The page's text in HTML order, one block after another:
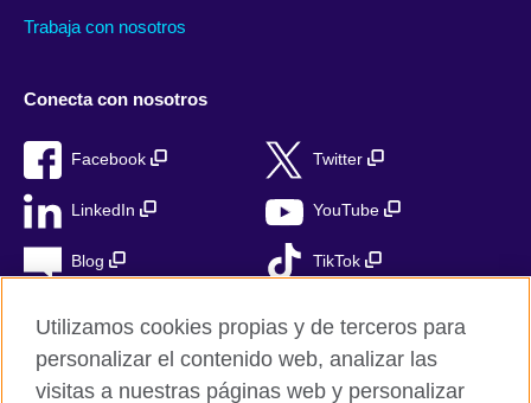
Trabaja con nosotros
Conecta con nosotros
Facebook Twitter
LinkedIn YouTube
Blog TikTok
British Council Global
Utilizamos cookies propias y de terceros para
personalizar el contenido web, analizar las
visitas a nuestras páginas web y personalizar